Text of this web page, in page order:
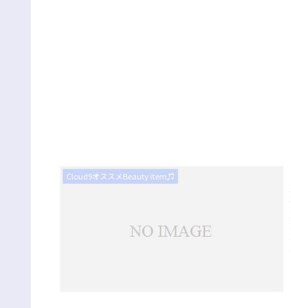
Cloud9オススメBeauty item♫